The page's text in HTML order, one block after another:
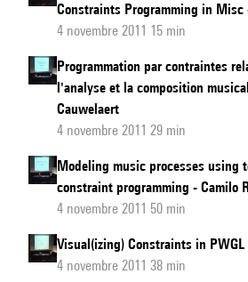
Constraints Programming in Misc
4 novembre 2011 15 min
Programmation par contraintes
l'analyse et la composition
Cauwelaert
4 novembre 2011 29 min
Modeling music processes using
constraint programming - Camilo
4 novembre 2011 50 min
Visual(izing) Constraints in
4 novembre 2011 38 min